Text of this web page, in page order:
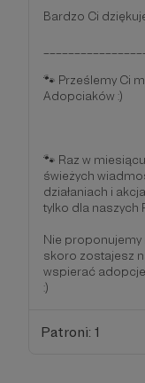
Bardzo Ci
🐾 Prześlemy Ci
Adopciaków :)
🐾 Raz w
świeżych
działaniach i
tylko dla naszych
Nie proponujemy
skoro zostajesz
wspierać
:)
Patroni: 1